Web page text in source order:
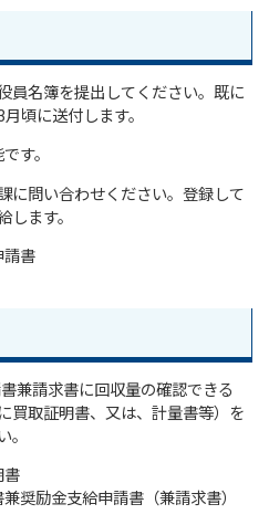
員名簿を提出してください。既に
頃に送付します。
す。
に問い合わせください。登録して
します。
請書
兼請求書に回収量の確認できる
買取証明書、又は、計量書等）を
。
書
奨励金支給申請書（兼請求書）